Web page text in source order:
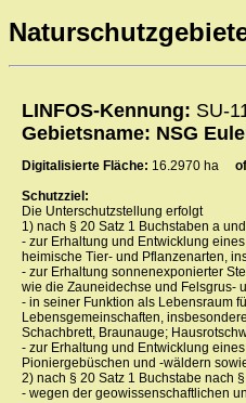
LINFOS-Kennung: SU-
Gebietsname: NSG
Digitalisierte Fläche: 16.2970 ha
Schutzziel:
Die Unterschutzstellung erfolgt
1) nach § 20 Satz 1 Buchstaben a
- zur Erhaltung und Entwicklung
heimische Tier- und Pflanzenarten,
- zur Erhaltung sonnenexponierter
wie die Zauneidechse und Felsgrus-
- in seiner Funktion als Lebensraum
Lebensgemeinschaften,
Schachbrett, Braunauge;
- zur Erhaltung und Entwicklung
Pioniergebüschen und -wäldern
2) nach § 20 Satz 1 Buchstabe nach
- wegen der geowissenschaftlichen